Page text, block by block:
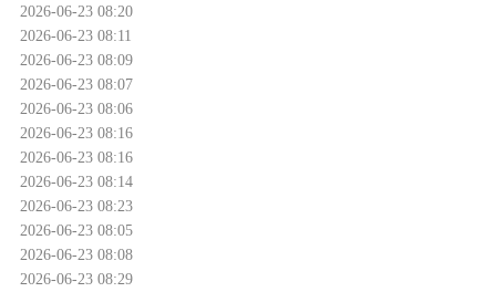
2026-06-23 08:20
2026-06-23 08:11
2026-06-23 08:09
2026-06-23 08:07
2026-06-23 08:06
2026-06-23 08:16
2026-06-23 08:16
2026-06-23 08:14
2026-06-23 08:23
2026-06-23 08:05
2026-06-23 08:08
2026-06-23 08:29